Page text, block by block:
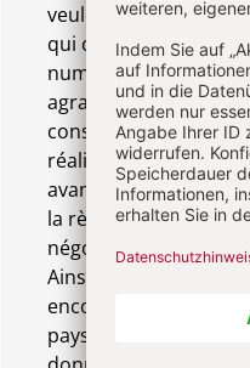
veulent entamer des
qui consiste à ne
numérique. Les pays
agrandissement du
consentir à des
réalisés les
avantage. p. ex. la
la règle de
négociations se sont
Ainsi, on contourne le
encore moins de
pays ne veulent pas